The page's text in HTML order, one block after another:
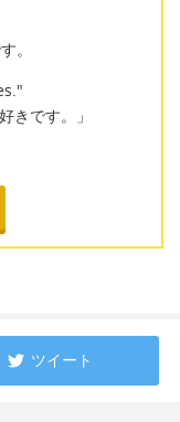
。
きです。」
ツイート